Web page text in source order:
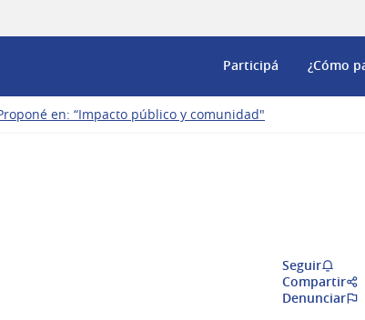
Participá ¿Cómo
en: “Impacto público y comunidad"
Seguir
Compartir
Denunciar